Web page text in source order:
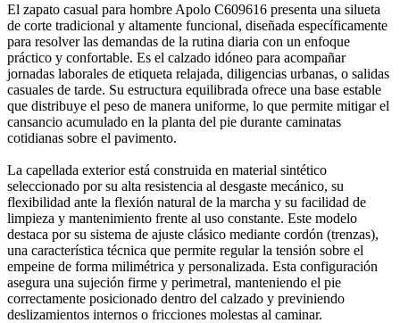
El zapato casual para hombre Apolo C609616 presenta una silueta
de corte tradicional y altamente funcional, diseñada específicamente
para resolver las demandas de la rutina diaria con un enfoque
práctico y confortable. Es el calzado idóneo para acompañar
jornadas laborales de etiqueta relajada, diligencias urbanas, o salidas
casuales de tarde. Su estructura equilibrada ofrece una base estable
que distribuye el peso de manera uniforme, lo que permite mitigar el
cansancio acumulado en la planta del pie durante caminatas
cotidianas sobre el pavimento.
La capellada exterior está construida en material sintético
seleccionado por su alta resistencia al desgaste mecánico, su
flexibilidad ante la flexión natural de la marcha y su facilidad de
limpieza y mantenimiento frente al uso constante. Este modelo
destaca por su sistema de ajuste clásico mediante cordón (trenzas),
una característica técnica que permite regular la tensión sobre el
empeine de forma milimétrica y personalizada. Esta configuración
asegura una sujeción firme y perimetral, manteniendo el pie
correctamente posicionado dentro del calzado y previniendo
deslizamientos internos o fricciones molestas al caminar.